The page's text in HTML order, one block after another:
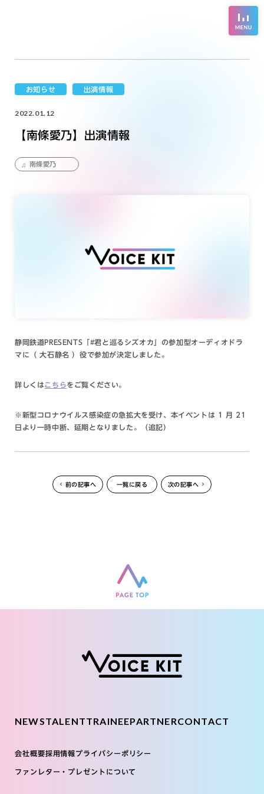
お知らせ 出演情報
2022.01.12
【南條愛乃】出演情報
南條愛乃
静岡鉄道PRESENTS「#君と巡るシズオカ」の参加型オーディオドラ
マに（ 大石静名 ）役で参加が決定しました。
詳しくはこちらをご覧ください。
※新型コロナウイルス感染症の急拡大を受け、本イベントは 1 月 21
日より一時中断、延期となりました。（追記）
前の記事へ 一覧に戻る 次の記事へ
NEWSTALENTTRAINEEPARTNERCONTACT
会社概要採用情報プライバシーポリシー
ファンレター・プレゼントについて